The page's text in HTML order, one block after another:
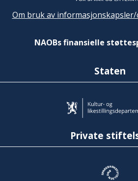
Om bruk av
NAOBs finansielle
Staten
Private